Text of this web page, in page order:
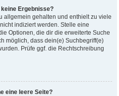
Ergebnisse?
allgemein gehalten und enthielt zu viele
indiziert werden. Stelle eine
Optionen, die dir die erweiterte Suche
möglich, dass dein(e) Suchbegriff(e)
Prüfe ggf. die Rechtschreibung
eine leere Seite?